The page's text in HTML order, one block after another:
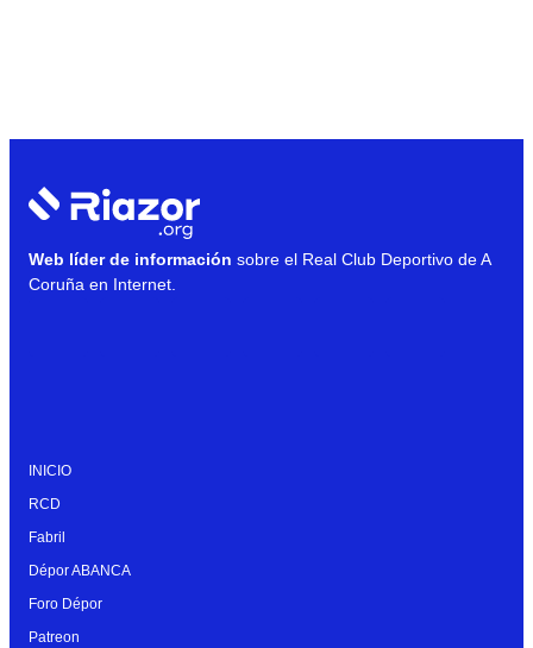
Web líder de información sobre el Real Club Deportivo de A
Coruña en Internet.
INICIO
RCD
Fabril
Dépor ABANCA
Foro Dépor
Patreon